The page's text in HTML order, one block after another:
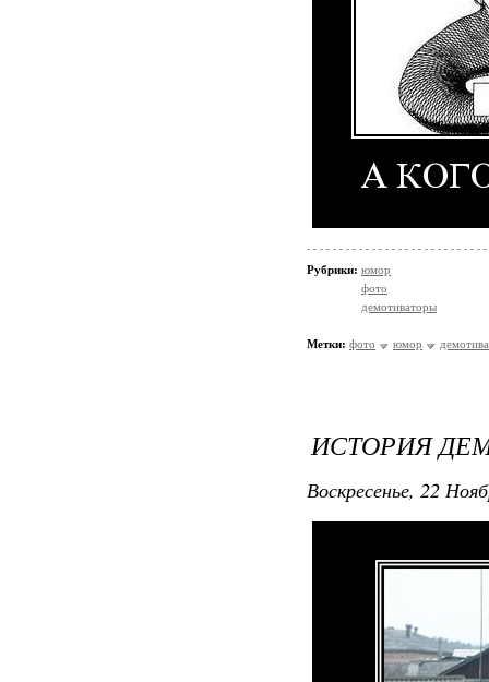
Рубрики: юмор
фото
демотиваторы
Метки: фото юмор
ИСТОРИЯ
Воскресенье, 22